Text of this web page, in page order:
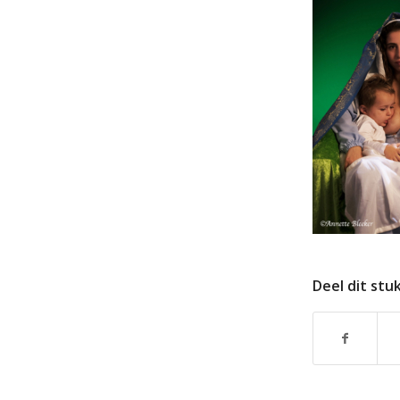
Deel dit